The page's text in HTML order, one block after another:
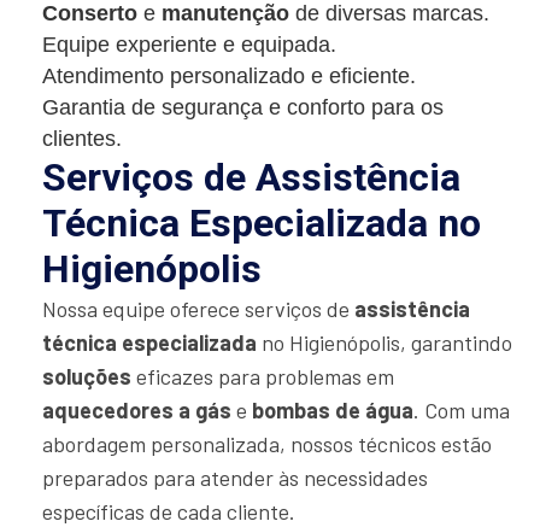
Conserto e manutenção de diversas marcas.
Equipe experiente e equipada.
Atendimento personalizado e eficiente.
Garantia de segurança e conforto para os
clientes.
Serviços de Assistência
Técnica Especializada no
Higienópolis
Nossa equipe oferece serviços de assistência
técnica especializada no Higienópolis, garantindo
soluções eficazes para problemas em
aquecedores a gás e bombas de água. Com uma
abordagem personalizada, nossos técnicos estão
preparados para atender às necessidades
específicas de cada cliente.